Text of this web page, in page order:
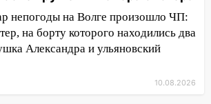
погибли люди: в
траур
выпало больше
осадков и упало 111
непогоды на Волге произошло ЧП:
на борту которого находились два
Александра и ульяновский
10.08.2026